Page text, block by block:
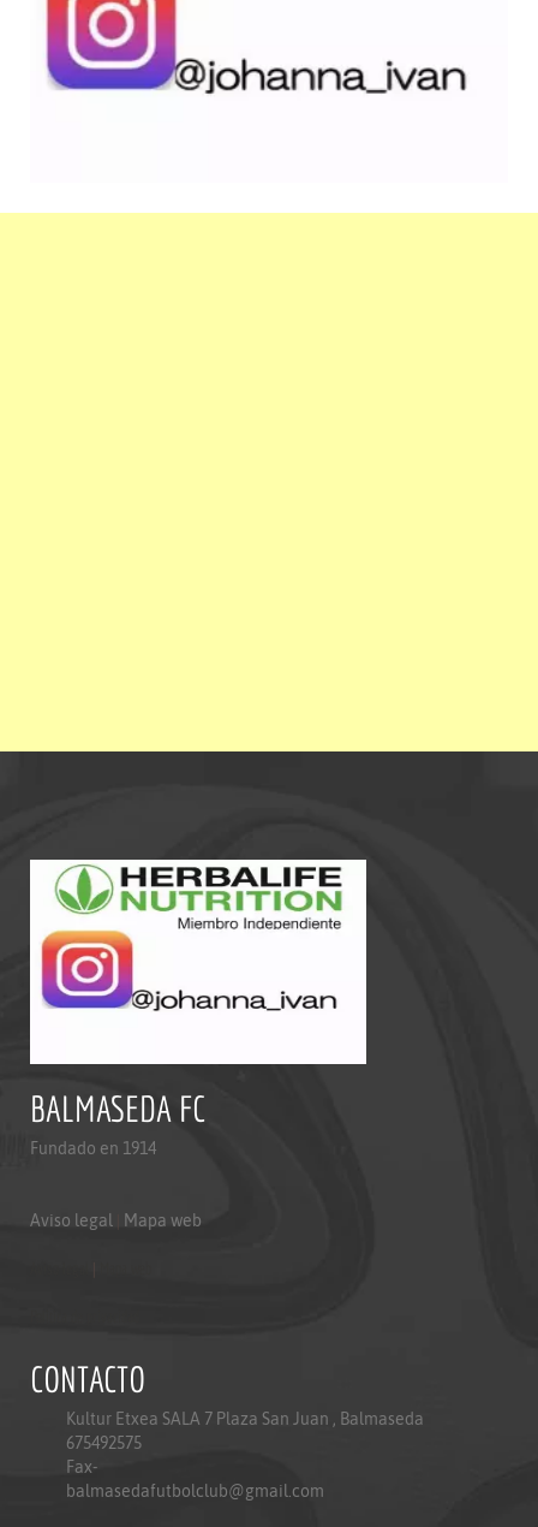
BALMASEDA FC
Fundado en 1914
Aviso legal Mapa web
CONTACTO
Kultur Etxea SALA 7 Plaza San Juan , Balmaseda
675492575
Fax-
balmasedafutbolclub@gmail.com